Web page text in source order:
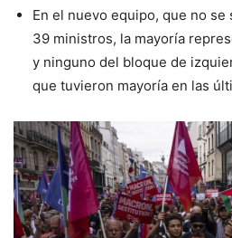
En el nuevo equipo, que no se
39 ministros, la mayoría
y ninguno del bloque de
que tuvieron mayoría en las